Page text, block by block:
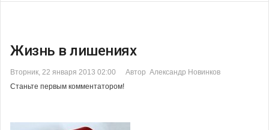
Жизнь в лишениях
Вторник, 22 января 2013 02:00
Автор Александр Новинков
Станьте первым комментатором!